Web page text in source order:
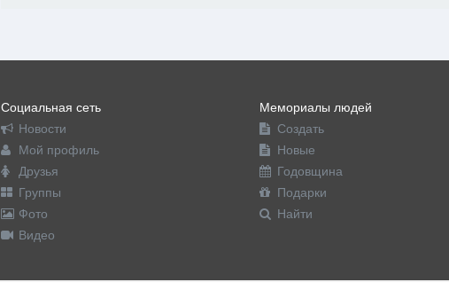
Социальная сеть
Новости
Мой профиль
Друзья
Группы
Фото
Видео
Мемориалы людей
Создать
Новые
Годовщина
Подарки
Найти